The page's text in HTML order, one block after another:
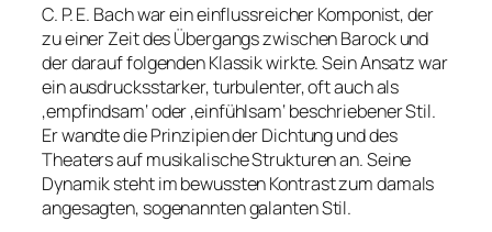
C. P. E. Bach war ein einflussreicher Komponist, der
zu einer Zeit des Übergangs zwischen Barock und
der darauf folgenden Klassik wirkte. Sein Ansatz war
ein ausdrucksstarker, turbulenter, oft auch als
‚empfindsam‘ oder ‚einfühlsam‘ beschriebener Stil.
Er wandte die Prinzipien der Dichtung und des
Theaters auf musikalische Strukturen an. Seine
Dynamik steht im bewussten Kontrast zum damals
angesagten, sogenannten galanten Stil.